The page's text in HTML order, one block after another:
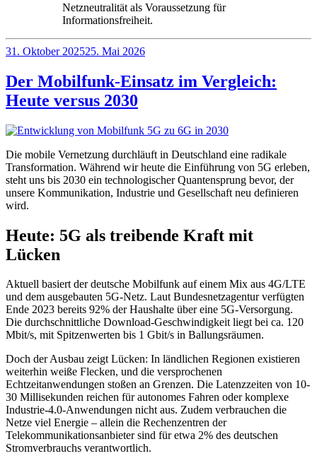
Netzneutralität als Voraussetzung für
Informationsfreiheit.
Veröffentlicht
31. Oktober 202525. Mai 2026
Der Mobilfunk-Einsatz im Vergleich:
Heute versus 2030
Die mobile Vernetzung durchläuft in Deutschland eine radikale
Transformation. Während wir heute die Einführung von 5G erleben,
steht uns bis 2030 ein technologischer Quantensprung bevor, der
unsere Kommunikation, Industrie und Gesellschaft neu definieren
wird.
Heute: 5G als treibende Kraft mit
Lücken
Aktuell basiert der deutsche Mobilfunk auf einem Mix aus 4G/LTE
und dem ausgebauten 5G-Netz. Laut Bundesnetzagentur verfügten
Ende 2023 bereits 92% der Haushalte über eine 5G-Versorgung.
Die durchschnittliche Download-Geschwindigkeit liegt bei ca. 120
Mbit/s, mit Spitzenwerten bis 1 Gbit/s in Ballungsräumen.
Doch der Ausbau zeigt Lücken: In ländlichen Regionen existieren
weiterhin weiße Flecken, und die versprochenen
Echtzeitanwendungen stoßen an Grenzen. Die Latenzzeiten von 10-
30 Millisekunden reichen für autonomes Fahren oder komplexe
Industrie-4.0-Anwendungen nicht aus. Zudem verbrauchen die
Netze viel Energie – allein die Rechenzentren der
Telekommunikationsanbieter sind für etwa 2% des deutschen
Stromverbrauchs verantwortlich.